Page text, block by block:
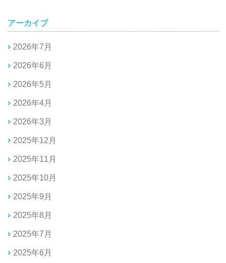
アーカイブ
2026年7月
2026年6月
2026年5月
2026年4月
2026年3月
2025年12月
2025年11月
2025年10月
2025年9月
2025年8月
2025年7月
2025年6月